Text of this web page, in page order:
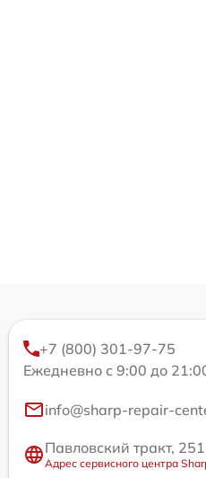
+7 (800) 301-97-75
Ежедневно с 9:00 до
info@sharp-repair-
Павловский тракт,
Адрес сервисного центра